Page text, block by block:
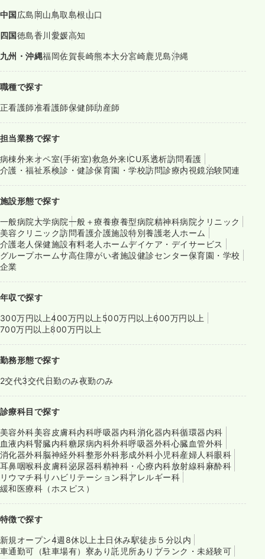
中国広島岡山鳥取島根山口
四国徳島香川愛媛高知
九州・沖縄福岡佐賀長崎熊本大分宮崎鹿児島沖縄
職種で探す
正看護師准看護師保健師助産師
担当業務で探す
病棟外来オペ室(手術室)救急外来ICU系透析訪問看護
介護・福祉系検診・健診保育園・学校訪問診療内視鏡治験関連
施設形態で探す
一般病院大学病院一般＋療養療養型病院精神科病院クリニック
美容クリニック訪問看護介護施設特別養護老人ホーム
介護老人保健施設有料老人ホームデイケア・デイサービス
グループホームサ高住障がい者施設健診センター保育園・学校
企業
年収で探す
300万円以上400万円以上 500万円以上600万円以上
700万円以上800万円以上
勤務形態で探す
2交代3交代日勤のみ夜勤のみ
診療科目で探す
美容外科美容皮膚科内科呼吸器内科消化器内科循環器内科
血液内科腎臓内科糖尿病内科外科呼吸器外科心臓血管外科
消化器外科脳神経外科整形外科形成外科小児科産婦人科眼科
耳鼻咽喉科皮膚科泌尿器科精神科・心療内科放射線科麻酔科
リウマチ科リハビリテーション科アレルギー科
緩和医療科（ホスピス）
特徴で探す
新規オープン4週8休以上 土日休み駅徒歩５分以内
車通勤可（駐車場有） 寮あり託児所あり ブランク・未経験可